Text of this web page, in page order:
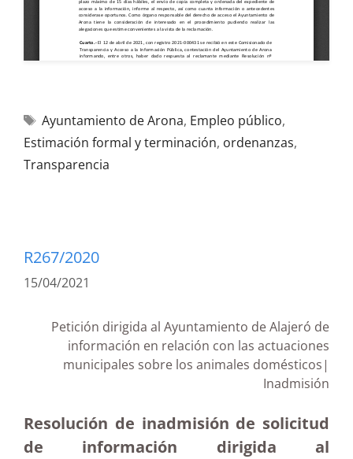
Ayuntamiento de Arona, Empleo público,
Estimación formal y terminación, ordenanzas,
Transparencia
R267/2020
15/04/2021
Petición dirigida al Ayuntamiento de Alajeró de
información en relación con las actuaciones
municipales sobre los animales domésticos|
Inadmisión
Resolución de inadmisión de solicitud
de información dirigida al